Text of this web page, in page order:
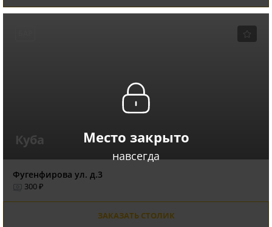
Место закрыто
навсегда
Куба
Фугенфирова ул. д.3
300 ₽
ЗАКАЗАТЬ СТОЛИК